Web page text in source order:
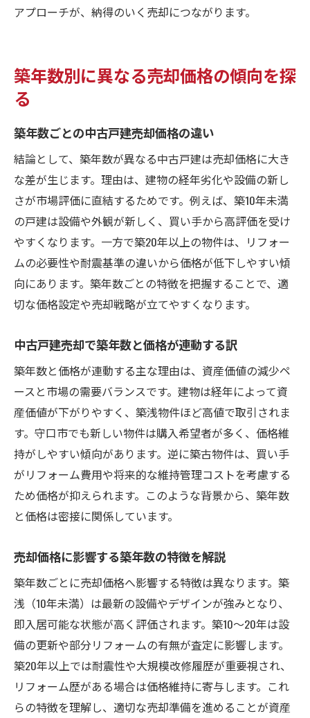
アプローチが、納得のいく売却につながります。
築年数別に異なる売却価格の傾向を探
る
築年数ごとの中古戸建売却価格の違い
結論として、築年数が異なる中古戸建は売却価格に大き
な差が生じます。理由は、建物の経年劣化や設備の新し
さが市場評価に直結するためです。例えば、築10年未満
の戸建は設備や外観が新しく、買い手から高評価を受け
やすくなります。一方で築20年以上の物件は、リフォー
ムの必要性や耐震基準の違いから価格が低下しやすい傾
向にあります。築年数ごとの特徴を把握することで、適
切な価格設定や売却戦略が立てやすくなります。
中古戸建売却で築年数と価格が連動する訳
築年数と価格が連動する主な理由は、資産価値の減少ペ
ースと市場の需要バランスです。建物は経年によって資
産価値が下がりやすく、築浅物件ほど高値で取引されま
す。守口市でも新しい物件は購入希望者が多く、価格維
持がしやすい傾向があります。逆に築古物件は、買い手
がリフォーム費用や将来的な維持管理コストを考慮する
ため価格が抑えられます。このような背景から、築年数
と価格は密接に関係しています。
売却価格に影響する築年数の特徴を解説
築年数ごとに売却価格へ影響する特徴は異なります。築
浅（10年未満）は最新の設備やデザインが強みとなり、
即入居可能な状態が高く評価されます。築10〜20年は設
備の更新や部分リフォームの有無が査定に影響します。
築20年以上では耐震性や大規模改修履歴が重要視され、
リフォーム歴がある場合は価格維持に寄与します。これ
らの特徴を理解し、適切な売却準備を進めることが資産